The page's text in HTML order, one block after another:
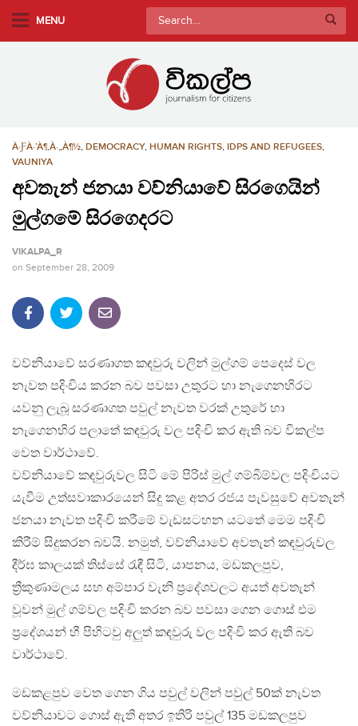
MENU
Search
for:
À·ƑÀ·’À¶‚À·„À¶½, DEMOCRACY, HUMAN RIGHTS, IDPS AND REFUGEES,
VAUNIYA
අවතැන් ජනයා වව්නියාවේ සිරගෙයින්
මුල්ගමේ සිරගෙදරට
VIKALPA_R
on September 28, 2009
වව්නියාවේ සරණාගත කඳවුරු වලින් මුල්ගම් පෙදෙස් වල
නැවත පදිංචිය කරන බව පවසා උතුරට හා නැගෙනහිරට
යවනු ලැබූ සරණාගත පවුල් නැවත වරක් උතුරේ හා
නැගෙනහිර පලාතේ කඳවුරු වල පදිංචි කර ඇති බව විකල්ප
වෙත වාර්ථාවේ.
වව්නියාවේ කඳවුරුවල සිටි මේ පිරිස් මුල් ගම්බිම්වල පදිංචියට
යැවීම උත්සවාකාරයෙන් සිදු කළ අතර රජය පැවසුවේ අවතැන්
ජනයා නැවත පදිංචි කරීමේ වැඩසටහන යටතේ මෙම පදිංචි
කිරීම් සිදුකරන බවයි. නමුත්, වව්නියාවේ අවතැන් කඳවුරුවල
දීර්ඝ කාලයක් තිස්සේ රැඳී සිටි, යාපනය, මඩකලපුව,
ත්‍රීකුණාමලය සහ අම්පාර වැනි ප්‍රදේශවලට අයත් අවතැන්
වූවන් මුල් ගම්වල පදිංචි කරන බව පවසා ගෙන ගොස් එම
ප්‍රදේශයන් හී පිහිටවු අලුත් කඳවුරු වල පදිංචි කර ඇති බව
වාර්ථාවේ.
මඩකළපුව වෙත ගෙන ගිය පවුල් වලින් පවුල් 50ක් නැවත
වව්නියාවට ගොස් ඇති අතර ඉතිරි පවුල් 135 මඩකලපුව